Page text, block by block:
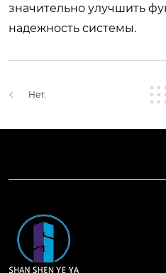
значительно улучшить
надежность системы.
Нет.